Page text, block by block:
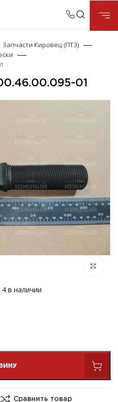
Запчасти Кировец (ПТЗ)
01
4 в наличии
Сравнить товар